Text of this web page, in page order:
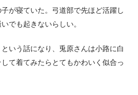
が寝ていた。弓道部で先ほど活躍し
でも起きないらしい。
いう話になり、兎原さんは小路に白
て着てみたらとてもかわいく似合っ